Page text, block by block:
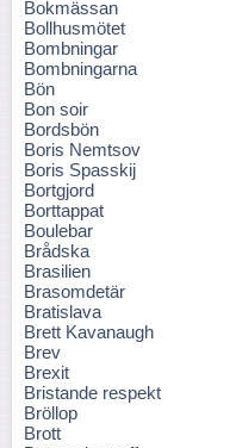
Bokmässan
Bollhusmötet
Bombningar
Bombningarna
Bön
Bon soir
Bordsbön
Boris Nemtsov
Boris Spasskij
Bortgjord
Borttappat
Boulebar
Brådska
Brasilien
Brasomdetär
Bratislava
Brett Kavanaugh
Brev
Brexit
Bristande respekt
Bröllop
Brott